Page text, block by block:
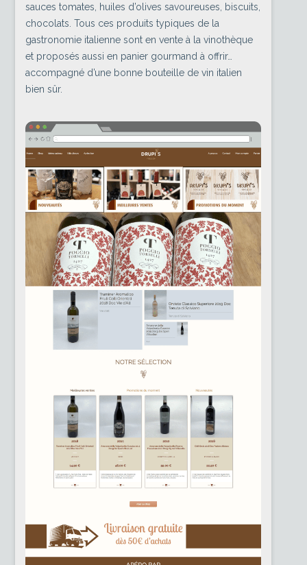
sauces tomates, huiles d’olives savoureuses, biscuits,
chocolats. Tous ces produits typiques de la
gastronomie italienne sont en vente à la vinothèque
et proposés aussi en panier gourmand à offrir…
accompagné d’une bonne bouteille de vin italien
bien sûr.